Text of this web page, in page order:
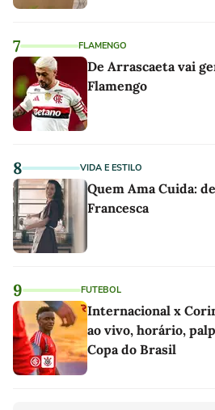
7 FLAMENGO
De Arrascaeta vai
Flamengo
8 VIDA E ESTILO
Quem Ama Cuida:
Francesca
9 FUTEBOL
Internacional x
ao vivo, horário,
Copa do Brasil